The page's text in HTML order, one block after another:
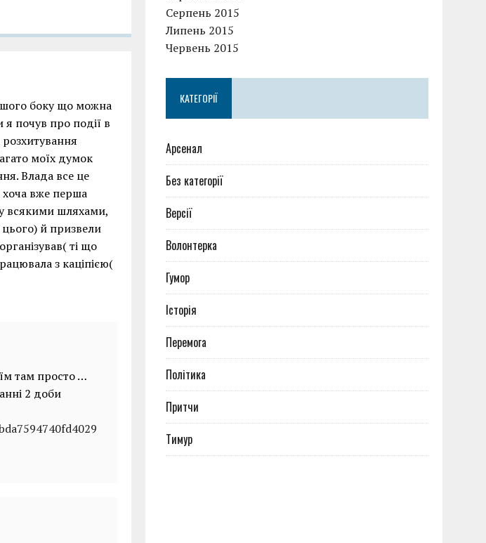
боку що можна
почув про події в
моїх думок
Влада все це
хоча вже перша
всякими шляхами,
й призвели
ті що
з каціпією(
там просто …
2 доби
Серпень 2015
Липень 2015
Червень 2015
КАТЕГОРІЇ
Арсенал
Без категорії
Версії
Волонтерка
Гумор
Історія
Перемога
Політика
Притчи
Тимур